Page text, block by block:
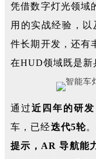
凭借数字灯光领域
用的实战经验，
件长期开发，还有
在HUD领域既是新
通过近四年的研发
车，已经迭代5轮
提示，AR 导航能